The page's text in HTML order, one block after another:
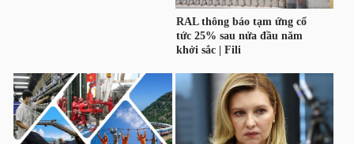
ĐÔNG
DƯƠNG